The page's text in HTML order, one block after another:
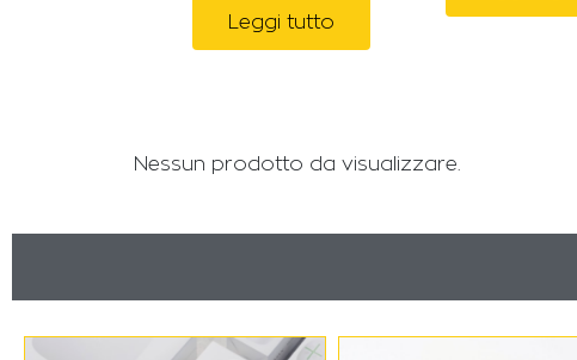
Leggi tutto
Nessun prodotto da visualizzare.